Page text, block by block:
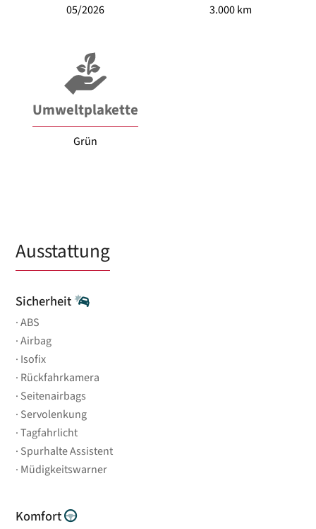
05/2026 3.000 km
Umweltplakette
Grün
Ausstattung
Sicherheit
ABS
Airbag
Isofix
Rückfahrkamera
Seitenairbags
Servolenkung
Tagfahrlicht
Spurhalte Assistent
Müdigkeitswarner
Komfort